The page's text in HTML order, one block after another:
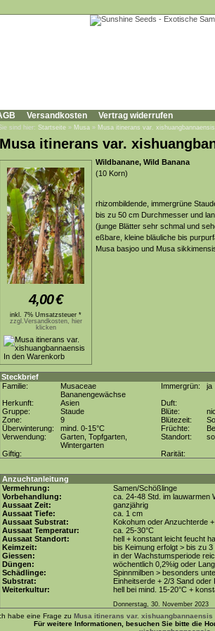
Versandkosten Vertrag widerrufen
sind hier: Startseite » Musa » Musa itinerans var. xishuangbannaensis
Musa itinerans var.
4,00€
inkl. 7% Umsatzsteuer *
zzgl.Versandkosten, hier
klicken
Wildbanane, Wild Banana
(10 Korn)
rhizombildende, immergrüne
bis zu 50 cm Durchmesser und
(junge Blätter sehr schmal und
eßbare, kleine bläuliche bis
Musa basjoo und Musa
Steckbrief
Familie:
Musaceae
Bananengewächse
Immergrün:
ja
Herkunft:
Asien
Duft:
Gruppe:
Staude Blüte:
Zone:
9 Blütezeit:
Überwinterung:
mind. 0-15°C Früchte:
Verwendung:
Garten, Topfgarten,
Wintergarten
Standort:
Giftig:
Rarität:
Anzuchtanleitung
Vermehrung:
Samen/Schößlinge
Vorbehandlung:
ca. 24-48 Std. im lauwarmen
Aussaat Zeit:
ganzjährig
Aussaat Tiefe:
ca. 1 cm
Aussaat Substrat:
Kokohum oder Anzuchterde
Aussaat Temperatur:
ca. 25-30°C
Aussaat Standort:
hell + konstant leicht feucht
Keimzeit:
bis Keimung erfolgt > bis zu 3
Giessen:
in der Wachstumsperiode
Düngen:
wöchentlich 0,2%ig oder
Schädlinge:
Spinnmilben > besonders
Substrat:
Einheitserde + 2/3 Sand oder
Weiterkultur:
hell bei mind. 15-20°C +
Donnerstag, 30. November 2023
habe eine Frage zu Musa itinerans var. xishuangbannaensis
Für weitere Informationen, besuchen Sie bitte die